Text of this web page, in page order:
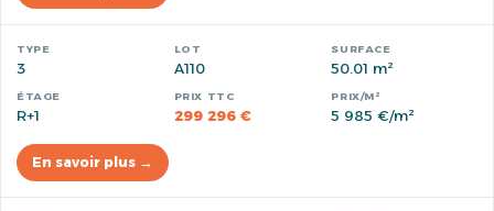
3 A110 50.01 m²
R+1 299 296 € 5 985 €/m²
En savoir plus →